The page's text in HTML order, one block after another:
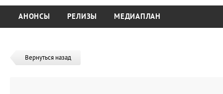
АНОНСЫ РЕЛИЗЫ МЕДИАПЛАН
Вернуться назад